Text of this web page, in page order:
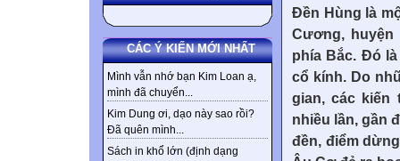
CÁC Ý KIẾN MỚI NHẤT
Mình vẫn nhớ bạn Kim Loan ạ,
mình đã chuyển...
Kim Dung ơi, dạo này sao rồi?
Đã quên mình...
Sách in khổ lớn (định dạng
Đền Hùng là
Cương, huyện
phía Bắc. Đó
cổ kính. Do
gian, các
nhiều lần, gần
đền, điểm